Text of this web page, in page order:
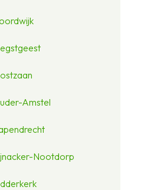
Amstel
Nootdorp